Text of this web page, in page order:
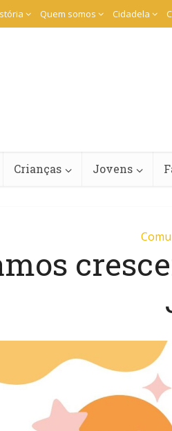
Quem somos Cidadela
Crianças Jovens